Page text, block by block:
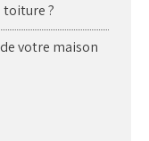
toiture ?
votre maison